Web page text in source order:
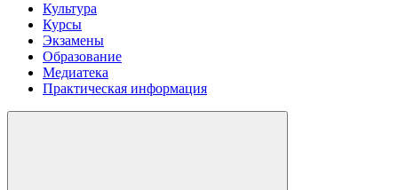
Культура
Курсы
Экзамены
Образование
Медиатека
Практическая информация